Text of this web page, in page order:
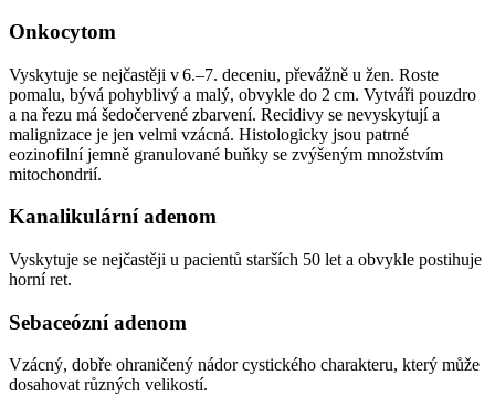
Onkocytom
Vyskytuje se nejčastěji v 6.–7. deceniu, převážně u žen. Roste
pomalu, bývá pohyblivý a malý, obvykle do 2 cm. Vytváři pouzdro
a na řezu má šedočervené zbarvení. Recidivy se nevyskytují a
malignizace je jen velmi vzácná. Histologicky jsou patrné
eozinofilní jemně granulované buňky se zvýšeným množstvím
mitochondrií.
Kanalikulární adenom
Vyskytuje se nejčastěji u pacientů starších 50 let a obvykle postihuje
horní ret.
Sebaceózní adenom
Vzácný, dobře ohraničený nádor cystického charakteru, který může
dosahovat různých velikostí.